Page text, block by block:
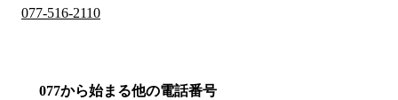
077-516-2110
077から始まる他の電話番号